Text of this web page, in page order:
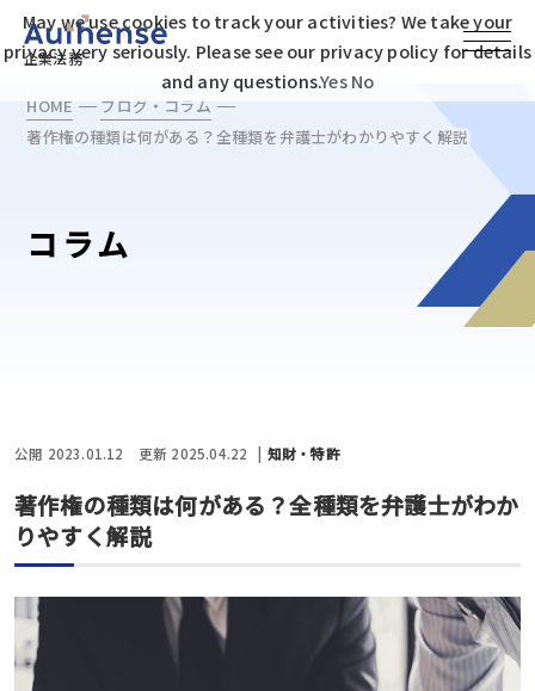
企業法務
HOME
ブログ・コラム
著作権の種類は何がある？全種類を弁護士がわかりやすく解説
コラム
公開 2023.01.12 更新 2025.04.22 知財・特許
著作権の種類は何がある？全種類を弁護士がわか
りやすく解説
May we use cookies to track your activities? We take your
privacy very seriously. Please see our privacy policy for details
and any questions.Yes No